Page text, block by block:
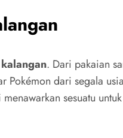
. Dari pakaian
Pokémon dari segala
sesuatu